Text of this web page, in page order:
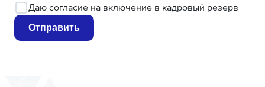
Даю согласие на включение в кадровый резерв
Отправить